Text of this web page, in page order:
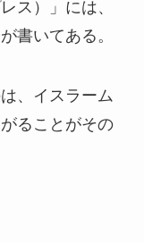
ス）」には、
書いてある。
、イスラーム
ることがその